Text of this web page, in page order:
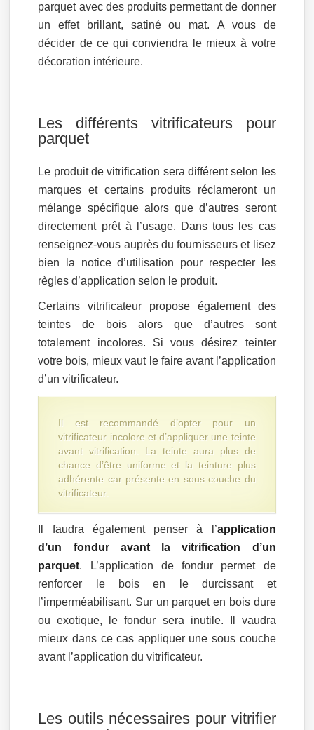
parquet avec des produits permettant de donner
un effet brillant, satiné ou mat. A vous de
décider de ce qui conviendra le mieux à votre
décoration intérieure.
Les différents vitrificateurs pour
parquet
Le produit de vitrification sera différent selon les
marques et certains produits réclameront un
mélange spécifique alors que d’autres seront
directement prêt à l’usage. Dans tous les cas
renseignez-vous auprès du fournisseurs et lisez
bien la notice d’utilisation pour respecter les
règles d’application selon le produit.
Certains vitrificateur propose également des
teintes de bois alors que d’autres sont
totalement incolores. Si vous désirez teinter
votre bois, mieux vaut le faire avant l’application
d’un vitrificateur.
Il est recommandé d’opter pour un
vitrificateur incolore et d’appliquer une teinte
avant vitrification. La teinte aura plus de
chance d’être uniforme et la teinture plus
adhérente car présente en sous couche du
vitrificateur.
Il faudra également penser à l’application
d’un fondur avant la vitrification d’un
parquet. L’application de fondur permet de
renforcer le bois en le durcissant et
l’imperméabilisant. Sur un parquet en bois dure
ou exotique, le fondur sera inutile. Il vaudra
mieux dans ce cas appliquer une sous couche
avant l’application du vitrificateur.
Les outils nécessaires pour vitrifier